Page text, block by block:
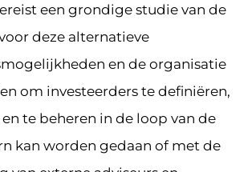
een grondige studie van de
deze alternatieve
en de organisatie
om investeerders te definiëren,
te beheren in de loop van de
kan worden gedaan of met de